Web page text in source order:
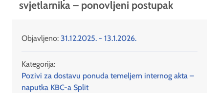
svjetlarnika – ponovljeni postupak
Objavljeno: 31.12.2025. - 13.1.2026.
Kategorija:
Pozivi za dostavu ponuda temeljem internog akta –
naputka KBC-a Split